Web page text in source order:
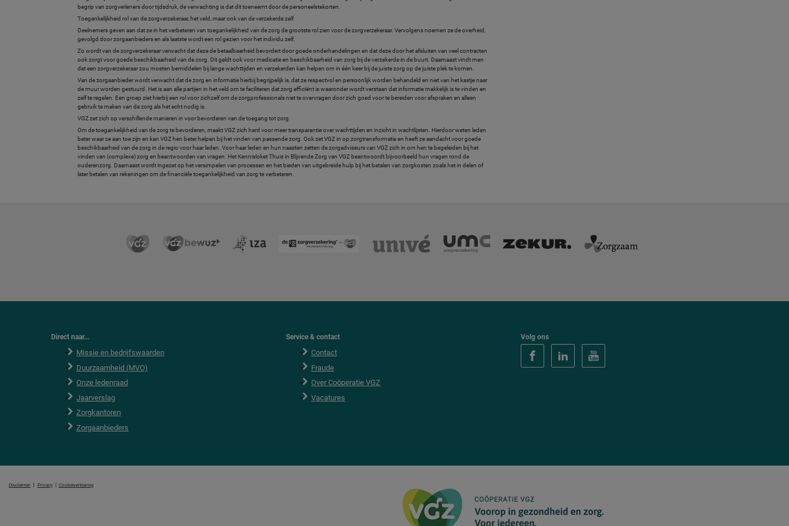
begrip van zorgverleners door tijdsdruk, de verwachting is dat dit toeneemt door de personeelstekorten.
Toegankelijkheid rol van de zorgverzekeraar, het veld, maar ook van de verzekerde zelf
Deelnemers geven aan dat ze in het verbeteren van toegankelijkheid van de zorg de grootste rol zien voor de zorgverzekeraar. Vervolgens noemen ze de overheid,
gevolgd door zorgaanbieders en als laatste wordt een rol gezien voor het individu zelf.
Zo wordt van de zorgverzekeraar verwacht dat deze de betaalbaarheid bevordert door goede onderhandelingen en dat deze door het afsluiten van veel contracten
ook zorgt voor goede beschikbaarheid van de zorg. Dit geldt ook voor medicatie en beschikbaarheid van zorg bij de verzekerde in de buurt. Daarnaast vindt men
dat een zorgverzekeraar zou moeten bemiddelen bij lange wachttijden en verzekerden kan helpen om in één keer bij de juiste zorg op de juiste plek te komen.
Van de zorgaanbieder wordt verwacht dat de zorg en informatie hierbij begrijpelijk is, dat ze respectvol en persoonlijk worden behandeld en niet van het kastje naar
de muur worden gestuurd. Het is aan alle partijen in het veld om te faciliteren dat zorg efficiënt is waaronder wordt verstaan dat informatie makkelijk is te vinden en
zelf te regelen. Een groep ziet hierbij een rol voor zichzelf om de zorgprofessionals niet te overvragen door zich goed voor te bereiden voor afspraken en alleen
gebruik te maken van de zorg als het echt nodig is.
VGZ zet zich op verschillende manieren in voor bevorderen van de toegang tot zorg
Om de toegankelijkheid van de zorg te bevorderen, maakt VGZ zich hard voor meer transparantie over wachttijden en inzicht in wachtlijsten. Hierdoor weten leden
beter waar ze aan toe zijn en kan VGZ hen beter helpen bij het vinden van passende zorg. Ook zet VGZ in op zorgtransformatie en heeft ze aandacht voor goede
beschikbaarheid van de zorg in de regio voor haar leden. Voor haar leden en hun naasten zetten de zorgadviseurs van VGZ zich in om hen te begeleiden bij het
vinden van (complexe) zorg en beantwoorden van vragen. Het Kennisloket Thuis in Blijvende Zorg van VGZ beantwoordt bijvoorbeeld hun vragen rond de
ouderenzorg. Daarnaast wordt ingezet op het versimpelen van processen en het bieden van uitgebreide hulp bij het betalen van zorgkosten zoals het in delen of
later betalen van rekeningen om de financiële toegankelijkheid van zorg te verbeteren.
Direct naar...
Missie en bedrijfswaarden
Duurzaamheid (MVO)
Onze ledenraad
Jaarverslag
Zorgkantoren
Zorgaanbieders
Service & contact
Contact
Fraude
Over Coöperatie VGZ
Vacatures
Volg ons
Disclaimer Privacy Cookieverklaring